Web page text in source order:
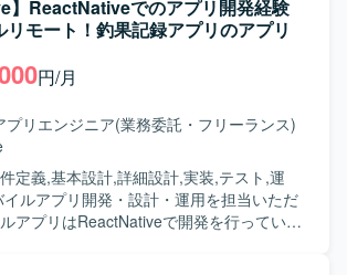
】ReactNativeでのアプリ開発経験
リモート！釣果記録アプリのアプリ
円/月
プリエンジニア(業務委託・フリーランス)
定義,基本設計,詳細設計,実装,テスト,運
ルアプリ開発・設計・運用を担当いただ
アプリはReactNativeで開発を行っていま